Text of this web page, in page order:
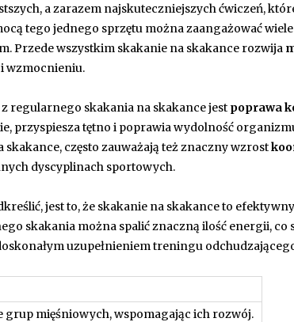
a zarazem najskuteczniejszych ćwiczeń,
tego jednego sprzętu można zaangażować
Przede wszystkim skakanie na skakance rozwija
wzmocnieniu.
regularnego skakania na skakance jest poprawa
przyspiesza tętno i poprawia wydolność
skakance, często zauważają też znaczny wzrost
dyscyplinach sportowych.
jest to, że skakanie na skakance to
skakania można spalić znaczną ilość energii,
uzupełnieniem treningu
grup mięśniowych, wspomagając ich rozwój.